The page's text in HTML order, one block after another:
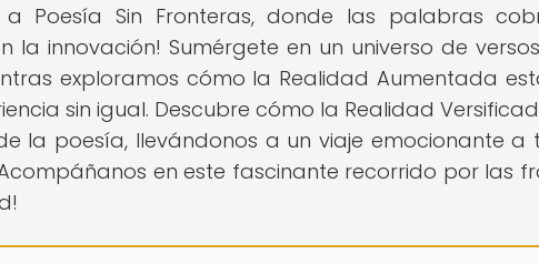
a Poesía Sin Fronteras, donde las palabras
la innovación! Sumérgete en un universo de
exploramos cómo la Realidad Aumentada
sin igual. Descubre cómo la Realidad
la poesía, llevándonos a un viaje emocionante a
en este fascinante recorrido por las